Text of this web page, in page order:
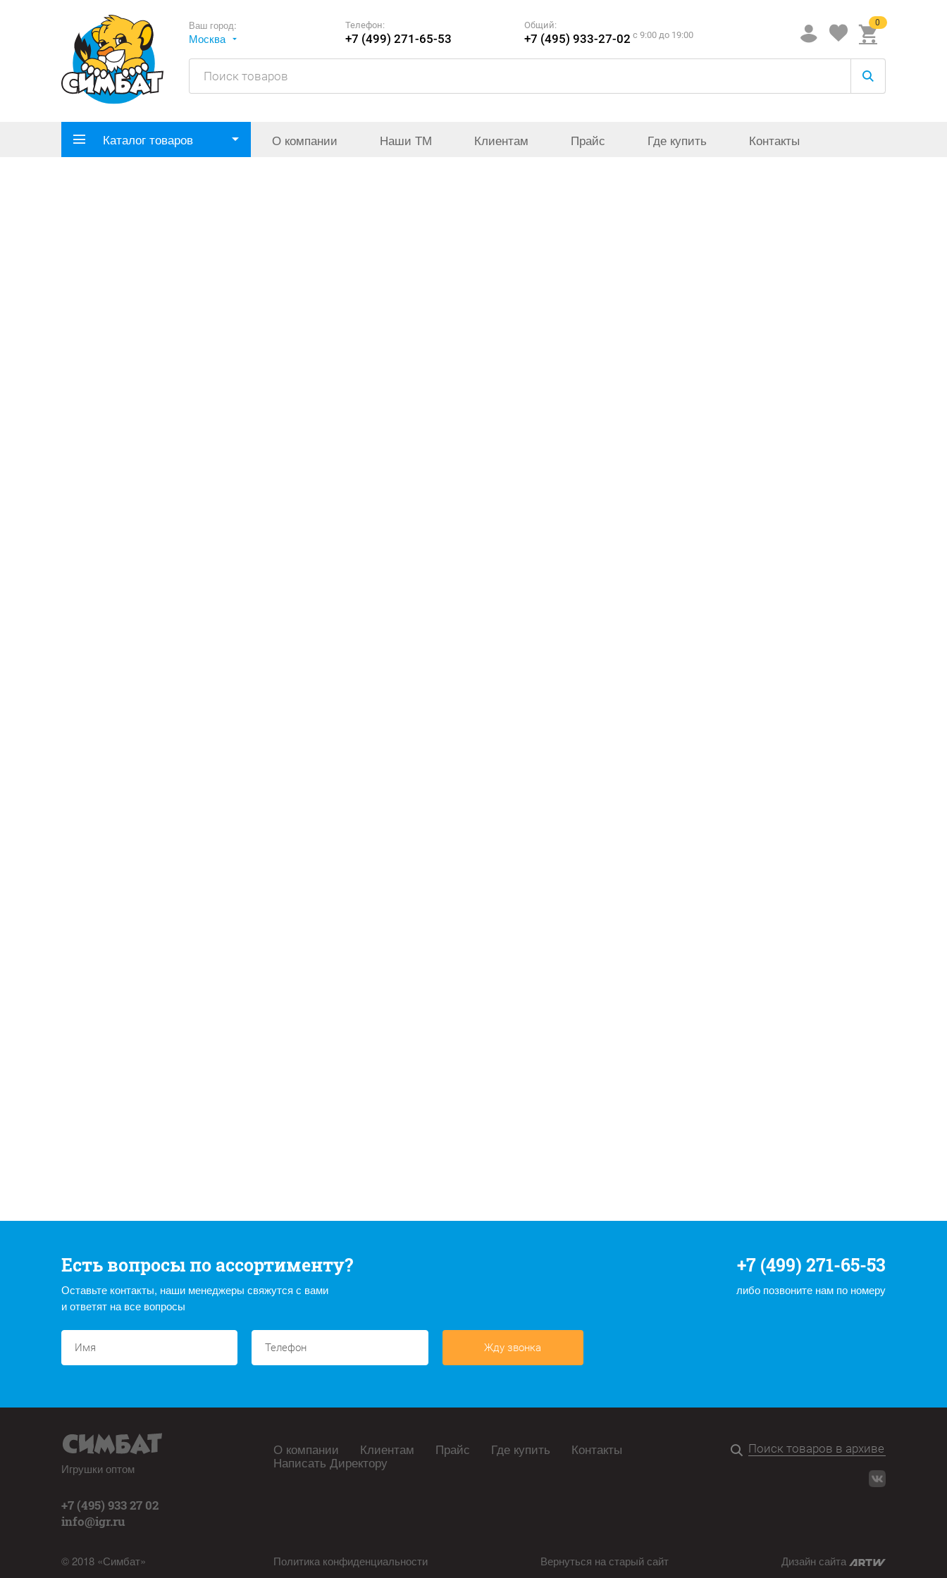
Ваш город:
Москва
Телефон:
+7 (499) 271-65-53
Общий:
+7 (495) 933-27-02 c 9:00 до 19:00
0
Каталог товаров О компании Наши ТМ Клиентам Прайс Где купить Контакты
Есть вопросы по ассортименту?
Оставьте контакты, наши менеджеры свяжутся с вами
и ответят на все вопросы
+7 (499) 271-65-53
либо позвоните нам по номеру
Жду звонка
Игрушки оптом
+7 (495) 933 27 02
info@igr.ru
© 2018 «Симбат»
О компании Клиентам Прайс Где купить Контакты
Написать Директору
Политика конфиденциальности Вернуться на старый сайт Дизайн сайта